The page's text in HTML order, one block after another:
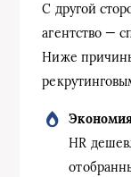
С другой
агентство —
Ниже
HR